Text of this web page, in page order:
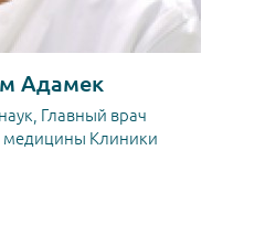
Адамек
Главный врач
медицины Клиники